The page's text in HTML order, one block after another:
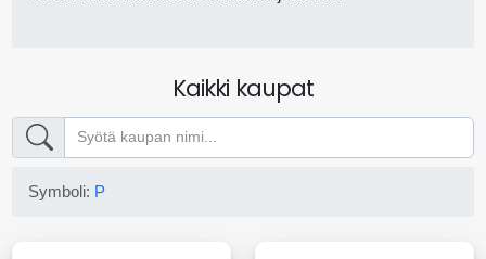
Kaikki kaupat
Symboli: P